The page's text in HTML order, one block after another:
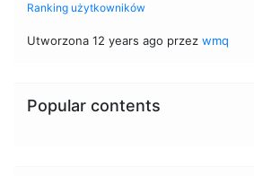
Ranking użytkowników
Utworzona 12 years ago przez wmq
Popular contents